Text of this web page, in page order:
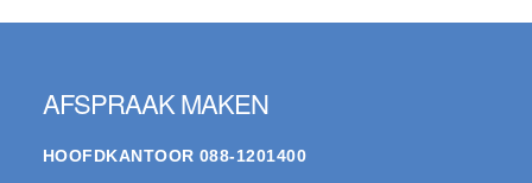
AFSPRAAK MAKEN
HOOFDKANTOOR 088-1201400